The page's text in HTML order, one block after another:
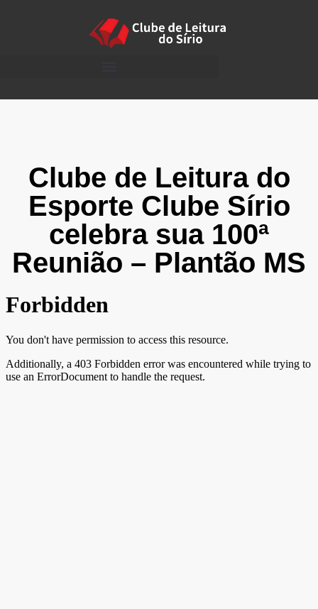
Clube de Leitura do
Esporte Clube Sírio
celebra sua 100ª
Reunião – Plantão MS